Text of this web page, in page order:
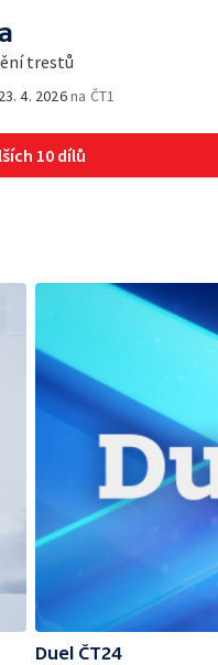
trestů
23. 4. 2026na ČT1
10 dílů
Duel ČT24